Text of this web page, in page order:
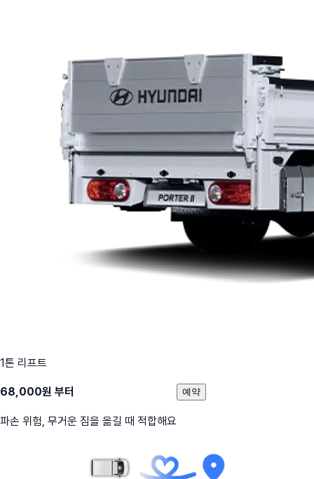
1톤 리프트
68,000원 부터
파손 위험, 무거운 짐을 옮길 때 적합해요
예약